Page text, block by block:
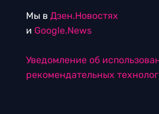
Мы в Дзен.Новостях
и Google.News
Уведомление об
рекомендательных